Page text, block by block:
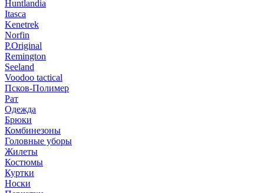
Huntlandia
Itasca
Kenetrek
Norfin
P.Original
Remington
Seeland
Voodoo tactical
Псков-Полимер
Рат
Одежда
Брюки
Комбинезоны
Головные уборы
Жилеты
Костюмы
Куртки
Носки